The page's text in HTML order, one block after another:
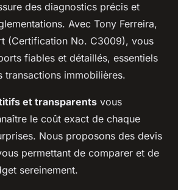
des diagnostics précis et
Avec Tony Ferreira,
(Certification No. C3009), vous
fiables et détaillés, essentiels
transactions immobilières.
et transparents vous
le coût exact de chaque
Nous proposons des devis
permettant de comparer et de
sereinement.